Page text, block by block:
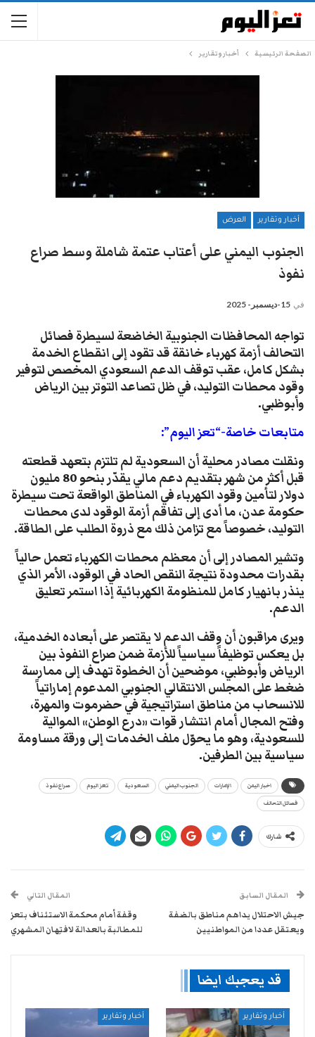
الصفحة الرئيسية أخبار وتقارير
أخبار وتقارير العرض
الجنوب اليمني على أعتاب عتمة شاملة وسط صراع
نفوذ
في 15-ديسمبر- 2025
تواجه المحافظات الجنوبية الخاضعة لسيطرة فصائل
التحالف أزمة كهرباء خانقة قد تقود إلى انقطاع الخدمة
بشكل كامل، عقب توقف الدعم السعودي المخصص لتوفير
وقود محطات التوليد، في ظل تصاعد التوتر بين الرياض
وأبوظبي.
متابعات خاصة-“تعز اليوم”:
ونقلت مصادر محلية أن السعودية لم تلتزم بتعهد قطعته
قبل أكثر من شهر بتقديم دعم مالي يقدّر بنحو 80 مليون
دولار لتأمين وقود الكهرباء في المناطق الواقعة تحت سيطرة
حكومة عدن، ما أدى إلى تفاقم أزمة الوقود لدى محطات
التوليد، خصوصاً مع تزامن ذلك مع ذروة الطلب على الطاقة.
وتشير المصادر إلى أن معظم محطات الكهرباء تعمل حالياً
بقدرات محدودة نتيجة النقص الحاد في الوقود، الأمر الذي
ينذر بانهيار كامل للمنظومة الكهربائية إذا استمر تعليق
الدعم.
ويرى مراقبون أن وقف الدعم لا يقتصر على أبعاده الخدمية،
بل يعكس توظيفاً سياسياً للأزمة ضمن صراع النفوذ بين
الرياض وأبوظبي، موضحين أن الخطوة تهدف إلى ممارسة
ضغط على المجلس الانتقالي الجنوبي المدعوم إماراتياً
للانسحاب من مناطق استراتيجية في حضرموت والمهرة،
وفتح المجال أمام انتشار قوات «درع الوطن» الموالية
للسعودية، وهو ما يحوّل ملف الخدمات إلى ورقة مساومة
سياسية بين الطرفين.
اخبار اليمن الإمارات الجنوب اليمني السعودية تعز اليوم صراع نفوذ
فصائل التحالف
شارك
المقال السابق
جيش الاحتلال يداهم مناطق بالضفة
ويعتقل عددا من المواطنيين
المقال التالي
وقفة أمام محكمة الاستئناف بتعز
للمطالبة بالعدالة لافتِهان المشهري
قد يعجبك ايضا
أخبار وتقارير أخبار وتقارير